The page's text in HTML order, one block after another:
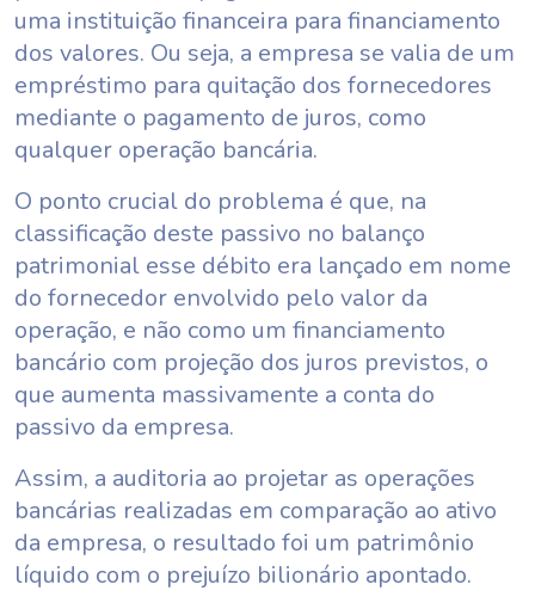
uma instituição financeira para financiamento
dos valores. Ou seja, a empresa se valia de um
empréstimo para quitação dos fornecedores
mediante o pagamento de juros, como
qualquer operação bancária.
O ponto crucial do problema é que, na
classificação deste passivo no balanço
patrimonial esse débito era lançado em nome
do fornecedor envolvido pelo valor da
operação, e não como um financiamento
bancário com projeção dos juros previstos, o
que aumenta massivamente a conta do
passivo da empresa.
Assim, a auditoria ao projetar as operações
bancárias realizadas em comparação ao ativo
da empresa, o resultado foi um patrimônio
líquido com o prejuízo bilionário apontado.